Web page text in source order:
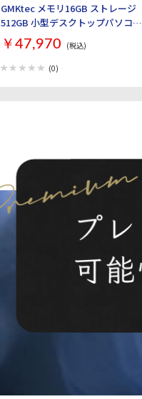
GMKtec メモリ16GB ストレージ
512GB 小型デスクトップパソコン
GMKtec NucBox G3S GMK-G3S-
16/512-W11PRO(N95)
￥47,970 (税込)
(0)